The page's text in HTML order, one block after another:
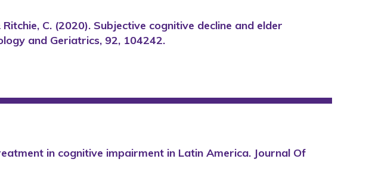
Ritchie, C. (2020). Subjective cognitive decline and elder
and Geriatrics, 92, 104242.
in cognitive impairment in Latin America. Journal Of